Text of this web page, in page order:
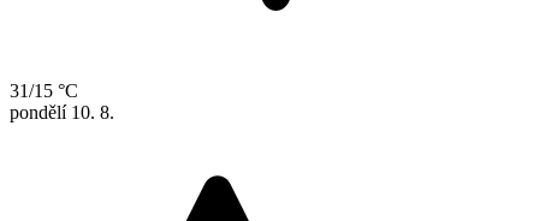
31/15 °C
pondělí 10. 8.